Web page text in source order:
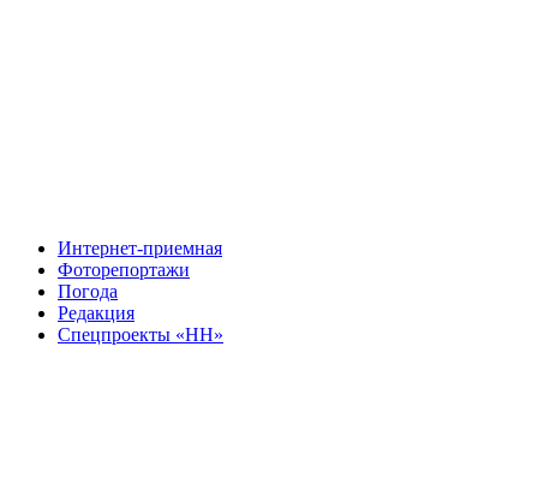
Интернет-приемная
Фоторепортажи
Погода
Редакция
Спецпроекты «НН»